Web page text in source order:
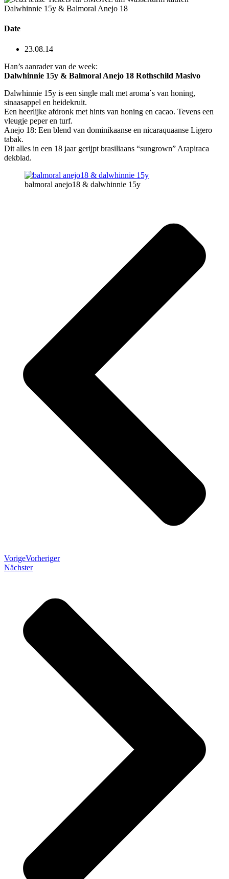
Dalwhinnie 15y & Balmoral Anejo 18
Date
23.08.14
Han’s aanrader van de week:
Dalwhinnie 15y & Balmoral Anejo 18 Rothschild Masivo
Dalwhinnie 15y is een single malt met aroma´s van honing,
sinaasappel en heidekruit.
Een heerlijke afdronk met hints van honing en cacao. Tevens een
vleugje peper en turf.
Anejo 18: Een blend van dominikaanse en nicaraquaanse Ligero
tabak.
Dit alles in een 18 jaar gerijpt brasiliaans “sungrown” Arapiraca
dekblad.
balmoral anejo18 & dalwhinnie 15y
VorigeVorheriger
Nächster